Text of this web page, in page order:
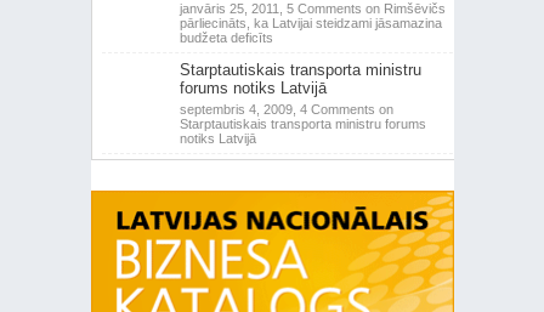
janvāris 25, 2011, 5 Comments on Rimšēvičs
pārliecināts, ka Latvijai steidzami jāsamazina
budžeta deficīts
Starptautiskais transporta ministru
forums notiks Latvijā
septembris 4, 2009, 4 Comments on
Starptautiskais transporta ministru forums
notiks Latvijā